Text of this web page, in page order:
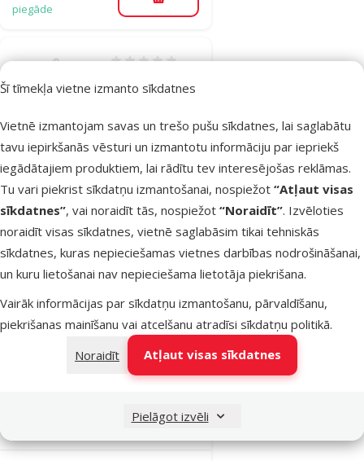
Šī tīmekļa vietne izmanto sīkdatnes
Vietnē izmantojam savas un trešo pušu sīkdatnes, lai saglabātu
tavu iepirkšanās vēsturi un izmantotu informāciju par iepriekš
iegādātajiem produktiem, lai rādītu tev interesējošas reklāmas.
Tu vari piekrist sīkdatņu izmantošanai, nospiežot “Atļaut visas
sīkdatnes”, vai noraidīt tās, nospiežot “Noraidīt”. Izvēloties
noraidīt visas sīkdatnes, vietnē saglabāsim tikai tehniskās
sīkdatnes, kuras nepieciešamas vietnes darbības nodrošināšanai,
un kuru lietošanai nav nepieciešama lietotāja piekrišana.
Vairāk informācijas par sīkdatņu izmantošanu, pārvaldīšanu,
piekrišanas mainīšanu vai atcelšanu atradīsi sīkdatņu politikā.
Noraidīt
Atļaut visas sīkdatnes
Pielāgot izvēli
piegāde
Pievienot grozam
Tualete kaķiem
light blue-white,
56 x 39 x 38,5
cm
Atsauksmes 0%
Cena
22,99 €
Noliktavā
Bezmaksas
Pievienot grozam
Tualete kaķiem
– Savic Nestor,
black-white, 56
Atsauksmes 0%
Cena
22,99 €